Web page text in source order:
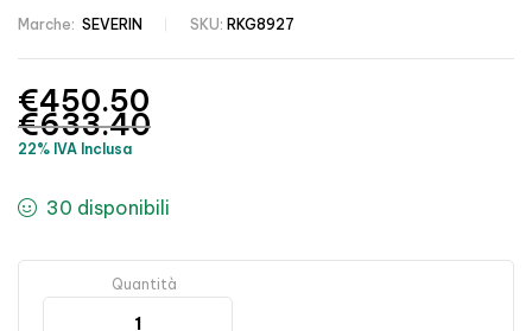
Marche: SEVERIN SKU: RKG8927
€633.40
€450.50
22% IVA Inclusa
30 disponibili
Quantità